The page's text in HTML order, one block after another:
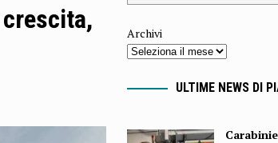
Archivi
ULTIME NEWS DI